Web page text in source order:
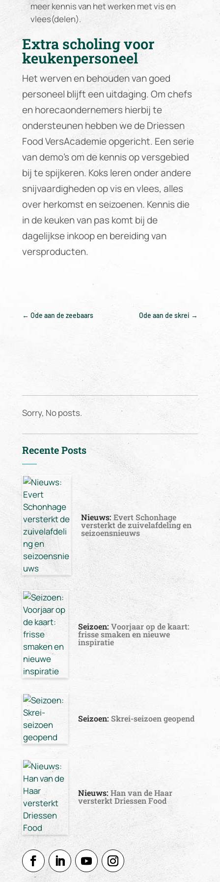
meer kennis van het werken met vis en
vlees(delen).
Extra scholing voor
keukenpersoneel
Het werven en behouden van goed
personeel blijft een uitdaging. Om chefs
en horecaondernemers hierbij te
ondersteunen hebben we de Driessen
Food VersAcademie opgericht. Een serie
van demo’s om de kennis op versgebied
bij te spijkeren. Koks leren onder andere
snijvaardigheden op vis en vlees, alles
over herkomst en seizoenen. Kennis die
in de keuken van pas komt bij de
dagelijkse inkoop en bereiding van
versproducten.
← Ode aan de zeebaars Ode aan de skrei →
Sorry, No posts.
Recente Posts
Nieuws: Evert Schonhage
versterkt de zuivelafdeling en
seizoensnieuws
Seizoen: Voorjaar op de kaart:
frisse smaken en nieuwe
inspiratie
Seizoen: Skrei-seizoen geopend
Nieuws: Han van de Haar
versterkt Driessen Food